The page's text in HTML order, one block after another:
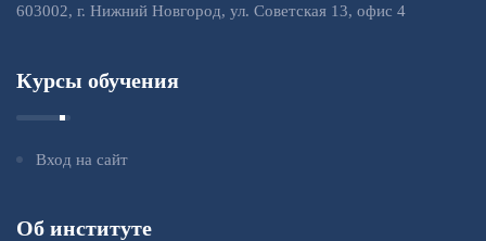
603002, г. Нижний Новгород, ул. Советская 13, офис 4
Курсы обучения
Вход на сайт
Об институте